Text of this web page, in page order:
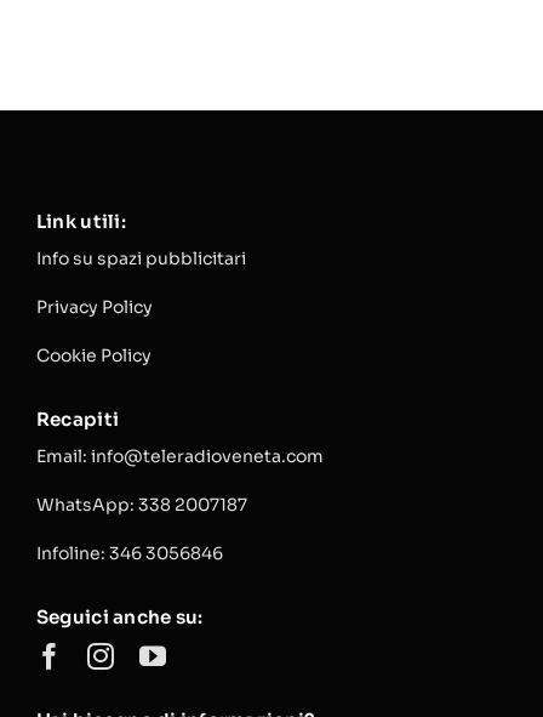
Link utili:
Info su spazi pubblicitari
Privacy Policy
Cookie Policy
Recapiti
Email: info@teleradioveneta.com
WhatsApp: 338 2007187
Infoline: 346 3056846
Seguici anche su: